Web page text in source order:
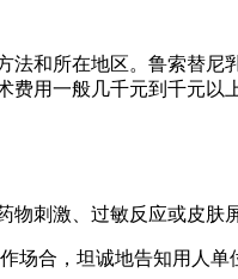
和所在地区。鲁索替
用一般几千元到千元
刺激、过敏反应或皮
场合，坦诚地告知用人